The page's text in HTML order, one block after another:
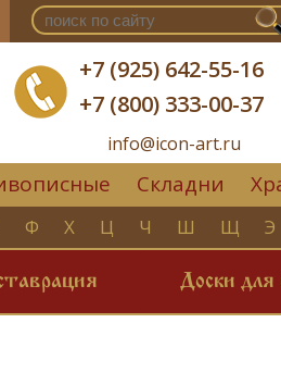
+7 (925) 642-55-16
+7 (800) 333-00-37
info@icon-art.ru
Складни
Ф Х Ц Ч Ш Щ Э
Доски для